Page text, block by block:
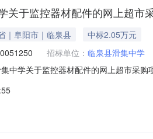
关于监控器材配件的网上超市
｜阜阳市｜临泉县
中标2.05万元
招标单位： 临泉县滑集中学
中学关于监控器材配件的网上超市采
目联系电话:13955880824采购计划信